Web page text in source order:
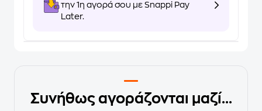
την 1η αγορά σου με Snappi Pay
Later.
Συνήθως αγοράζονται μαζί...